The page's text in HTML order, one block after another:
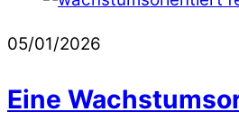
05/01/2026
Eine